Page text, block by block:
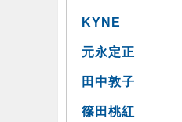
KYNE
元永定正
田中敦子
篠田桃紅